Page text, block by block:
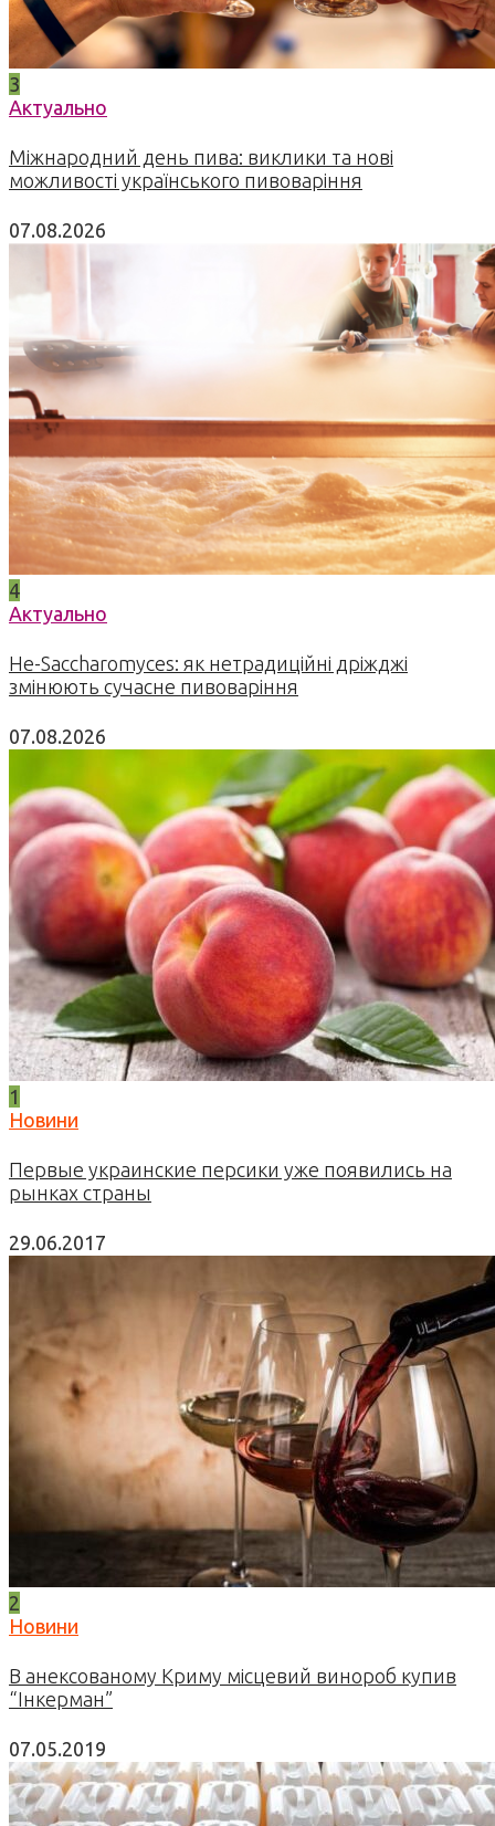
3
Актуально
Міжнародний день пива: виклики та нові
можливості українського пивоваріння
07.08.2026
4
Актуально
Не-Saccharomyces: як нетрадиційні дріжджі
змінюють сучасне пивоваріння
07.08.2026
1
Новини
Первые украинские персики уже появились на
рынках страны
29.06.2017
2
Новини
В анексованому Криму місцевий винороб купив
“Інкерман”
07.05.2019